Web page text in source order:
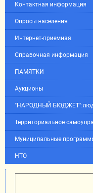
Контактная информация
Опросы населения
Интернет-приемная
Справочная информация
ПАМЯТКИ
Аукционы
"НАРОДНЫЙ
Территориальное
Муниципальные
НТО